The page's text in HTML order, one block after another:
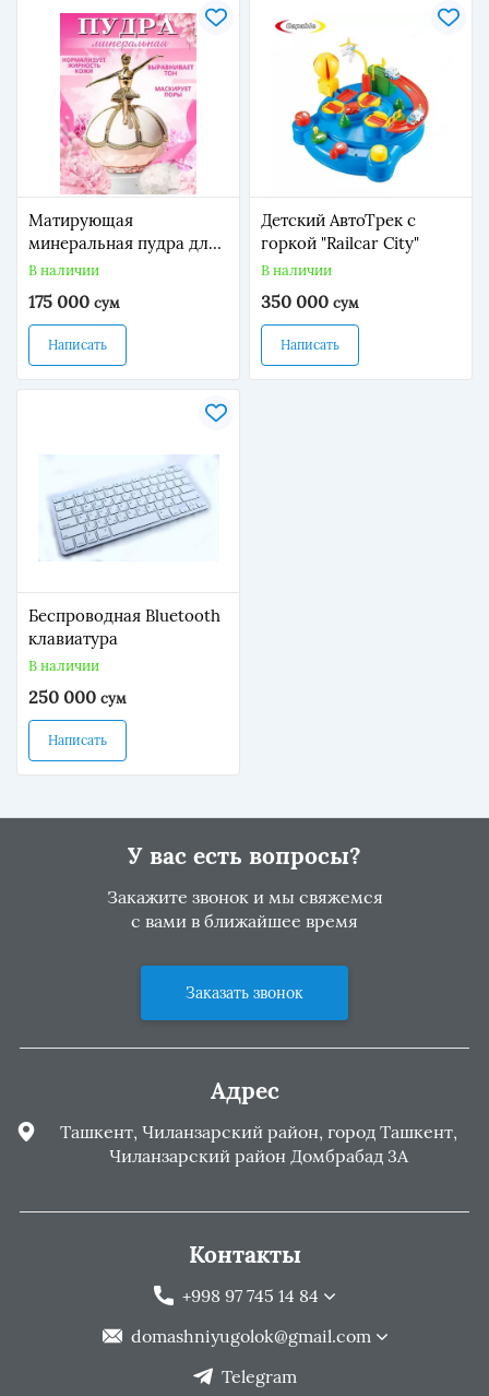
насекомых током, но и
привлекает их ультрафи
Матирующая
минеральная пудра для
лица
В наличии
175 000 сум
Написать
Детский АвтоТрек с
горкой "Railcar City"
В наличии
350 000 сум
Написать
Беспроводная Bluetooth
клавиатура
В наличии
250 000 сум
Написать
У вас есть вопросы?
Закажите звонок и мы свяжемся
с вами в ближайшее время
Заказать звонок
Адрес
Ташкент, Чиланзарский район, город Ташкент,
Чиланзарский район Домбрабад 3А
Контакты
+998 97 745 14 84
domashniyugolok@gmail.com
Telegram